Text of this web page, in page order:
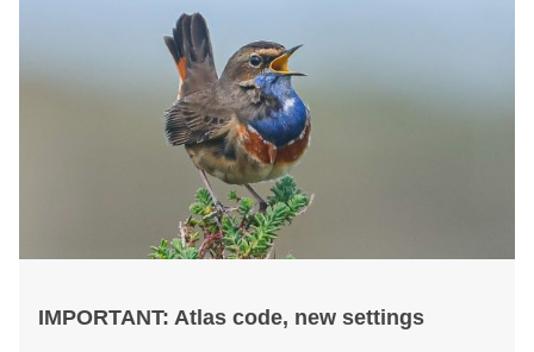
IMPORTANT: Atlas code, new settings